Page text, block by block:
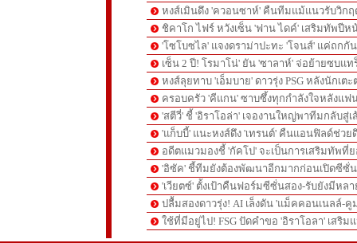
หงส์เมินดึง 'ควอนซาห์' คืนทีมแม้แนวรับวิก
ชิคาโก ไฟร์ หวังเซ็น 'ฟาน ไดค์' เสริมทัพปีห
'โซโบซไล' แจงดราม่าปะทะ 'โจนส์' แค่ถกกั
เซ็น 2 ปี! โรมาโน่' ยัน 'ซาลาห์' จ่อย้ายซบแ
หงส์ลุยทาบ 'เอ็มบาย' ดาวรุ่ง PSG หลังนักเต
ครอบครัว 'คีแกน' ซาบซึ้งทุกกำลังใจหลังแฟ
'สตีวี่' ชี้ 'อิราโอล่า' เจองานใหญ่พาทีมกลับสู่
'แก็บบี้' แนะหงส์ดึง 'เทรนต์' คืนแอนฟิลด์ช่วย
อดีตแมวมองชี้ 'กัคโป' จะเป็นการเสริมทัพที่
'อิซัค' ชี้ทีมยังต้องพัฒนาอีกมากก่อนเปิดซีซั่
'เวียตซ์' ตั้งเป้าคืนฟอร์มซีซั่นสอง-รับยังมีหล
ปลื้มสองดาวรุ่ง! AI เล็งดัน 'แม็คคอนเนลล์-
ใช้ที่มีอยู่ไป! FSG ปัดคำขอ 'อิราโอลา' เสริม